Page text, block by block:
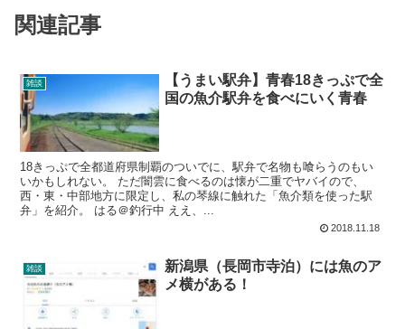
関連記事
雑談
【うまい駅弁】青春18きっぷで全
国の魚介駅弁を食べにいく青春
18きっぷで全都道府県制覇のついでに、駅弁で名物も喰らうのもい
いかもしれない。 ただ闇雲に食べるのは懐が二重でヤバイので、
西・東・中部地方に限定し、私の琴線に触れた「魚介類を使った駅
弁」を紹介。 はる＠釣行中 ええ、...
2018.11.18
雑談
新潟県（長岡市寺泊）には魚のア
メ横がある！